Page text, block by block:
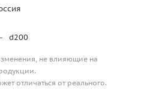
d200
не влияющие на
отличаться от реального.